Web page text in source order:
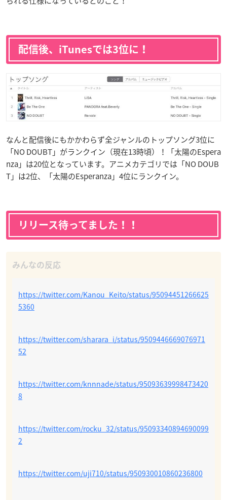
配信後、iTunesでは3位に！
なんと配信後にもかかわらず全ジャンルのトップソング3位に
「NO DOUBT」がランクイン（現在13時頃）！「太陽のEspera
nza」は20位となっています。アニメカテゴリでは「NO DOUB
T」は2位、「太陽のEsperanza」4位にランクイン。
リリース待ってました！！
https://twitter.com/Kanou_Keito/status/95094451266625
5360
https://twitter.com/sharara_i/status/9509446669076971
52
https://twitter.com/knnnade/status/95093639998473420
8
https://twitter.com/rocku_32/status/95093340894690099
2
https://twitter.com/uji710/status/950930010860236800